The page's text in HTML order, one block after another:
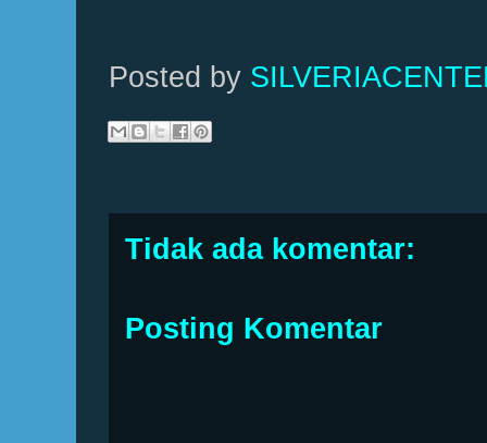
Posted by
Tidak ada komentar:
Posting Komentar